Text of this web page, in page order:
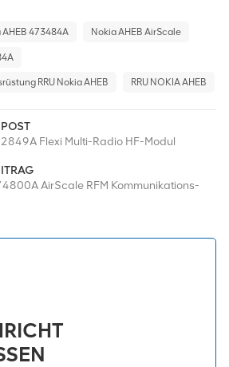
AHEB 473484A Nokia AHEB AirScale
RRU Nokia AHEB RRU NOKIA AHEB
Flexi Multi-Radio HF-Modul
AirScale RFM Kommunikations-